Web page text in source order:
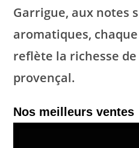
Garrigue, aux notes
aromatiques,
reflète la richesse
provençal.
Nos meilleurs ventes